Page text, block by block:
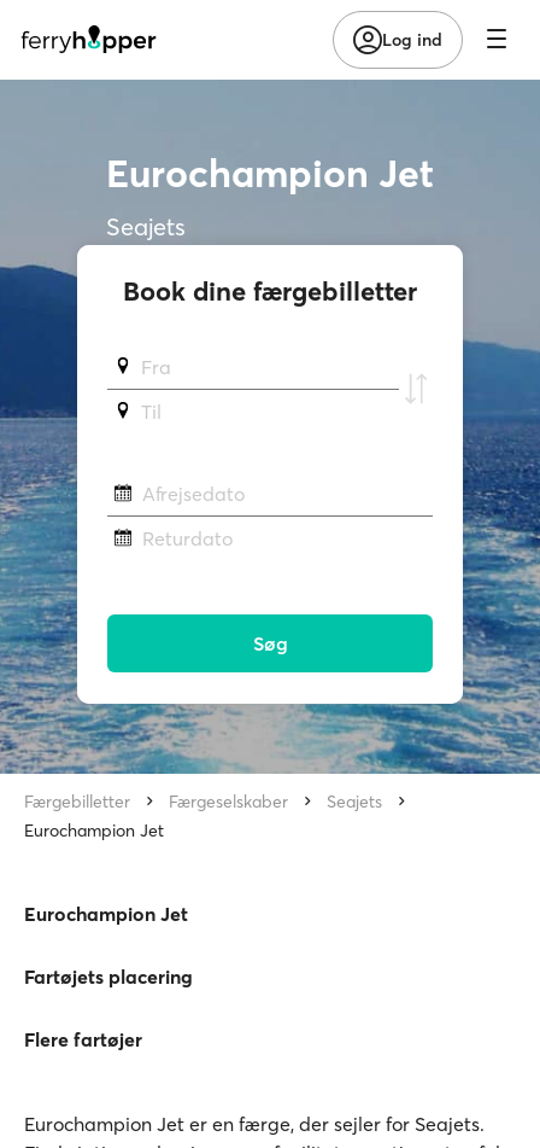
Log ind
Eurochampion Jet
Seajets
Book dine færgebilletter
Fra
Til
Afrejsedato
Returdato
Søg
Færgebilletter Færgeselskaber
Seajets
Eurochampion Jet
Eurochampion Jet
Fartøjets placering
Flere fartøjer
Eurochampion Jet er en færge, der sejler for Seajets.